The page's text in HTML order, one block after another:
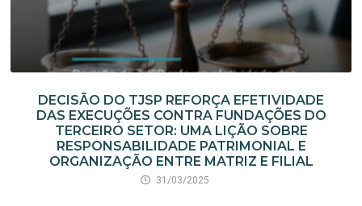
DECISÃO DO TJSP REFORÇA EFETIVIDADE
DAS EXECUÇÕES CONTRA FUNDAÇÕES DO
TERCEIRO SETOR: UMA LIÇÃO SOBRE
RESPONSABILIDADE PATRIMONIAL E
ORGANIZAÇÃO ENTRE MATRIZ E FILIAL
31/03/2025